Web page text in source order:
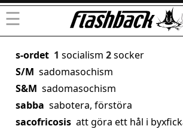
☰
s-ordet 1 socialism 2socker
S/M sadomasochism
S&M sadomasochism
sabba sabotera, förstöra
sacofricosis att göra ett hål i